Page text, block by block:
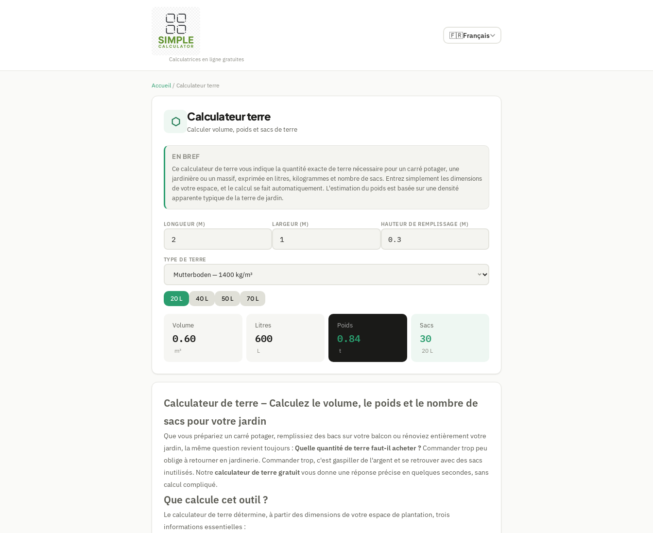
Calculatrices en ligne gratuites
🇫🇷Français
Accueil / Calculateur terre
⬡ Calculateur terre
Calculer volume, poids et sacs de terre
EN BREF
Ce calculateur de terre vous indique la quantité exacte de terre nécessaire pour un carré potager, une
jardinière ou un massif, exprimée en litres, kilogrammes et nombre de sacs. Entrez simplement les dimensions
de votre espace, et le calcul se fait automatiquement. L'estimation du poids est basée sur une densité
apparente typique de la terre de jardin.
LONGUEUR (M) LARGEUR (M) HAUTEUR DE REMPLISSAGE (M)
TYPE DE TERRE
20 L 40 L 50 L 70 L
Volume
0.60
m³
Litres
600
L
Poids
0.84
t
Sacs
30
20 L
Calculateur de terre – Calculez le volume, le poids et le nombre de
sacs pour votre jardin
Que vous prépariez un carré potager, remplissiez des bacs sur votre balcon ou rénoviez entièrement votre
jardin, la même question revient toujours : Quelle quantité de terre faut-il acheter ?Commander trop peu
oblige à retourner en jardinerie. Commander trop, c'est gaspiller de l'argent et se retrouver avec des sacs
inutilisés. Notre calculateur de terre gratuitvous donne une réponse précise en quelques secondes, sans
calcul compliqué.
Que calcule cet outil ?
Le calculateur de terre détermine, à partir des dimensions de votre espace de plantation, trois
informations essentielles :